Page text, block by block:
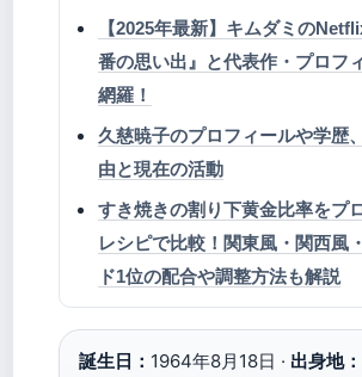
【2025年最新】キムダミの
番の思い出』と代表作・プロフ
網羅！
久慈暁子のプロフィールや学歴
由と現在の活動
すき焼きの割り下黄金比率をプ
レシピで比較！関東風・関西風
ド1位の配合や調整方法も解説
誕生日： 1964年8月18日 · 出身地：